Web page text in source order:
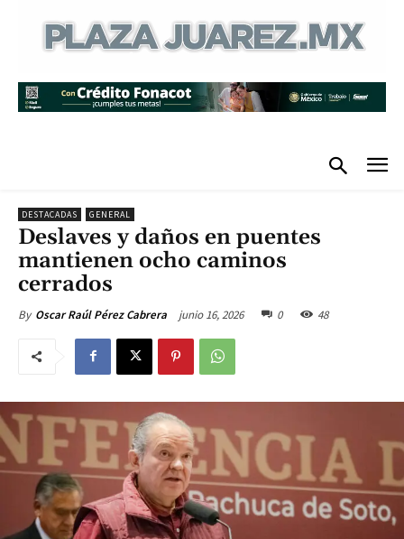
DESTACADAS GENERAL
Deslaves y daños en puentes
mantienen ocho caminos
cerrados
By Oscar Raúl Pérez Cabrera junio 16, 2026 0 48